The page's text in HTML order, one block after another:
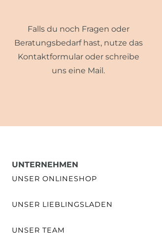
Falls du noch Fragen oder
Beratungsbedarf hast, nutze das
Kontaktformular oder schreibe
uns eine Mail.
UNTERNEHMEN
UNSER ONLINESHOP
UNSER LIEBLINGSLADEN
UNSER TEAM